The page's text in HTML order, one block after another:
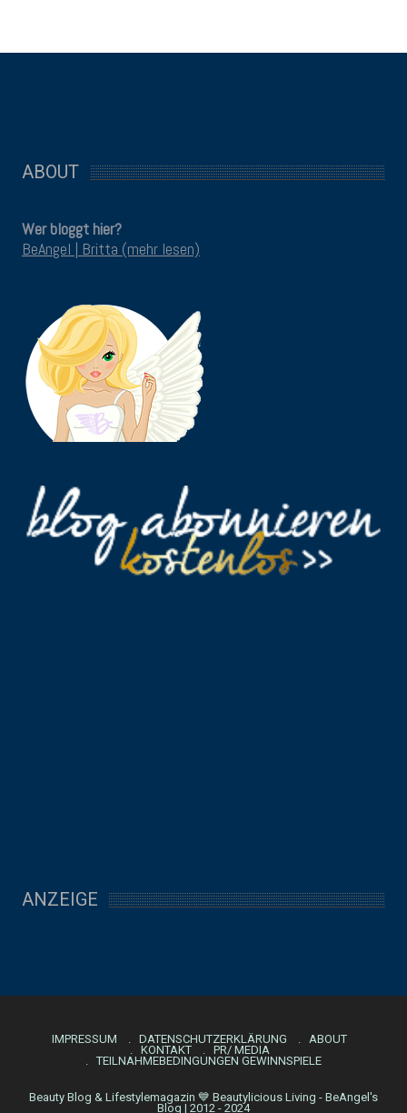
ABOUT
Wer bloggt hier?
BeAngel | Britta (mehr lesen)
ANZEIGE
IMPRESSUM DATENSCHUTZERKLÄRUNG
ABOUT
KONTAKT
PR/ MEDIA
TEILNAHMEBEDINGUNGEN GEWINNSPIELE
Beauty Blog & Lifestylemagazin 💙 Beautylicious Living - BeAngel's
Blog | 2012 - 2024